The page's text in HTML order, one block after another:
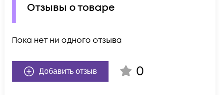
Отзывы о товаре
Пока нет ни одного отзыва
Добавить отзыв 0